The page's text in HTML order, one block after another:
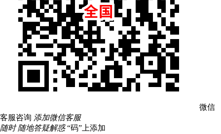
微信
客服咨询 添加微信客服
随时 随地答疑解惑 “码”上添加